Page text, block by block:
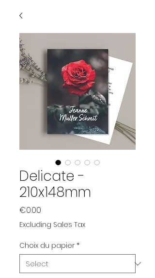
Delicate -
210x148mm
€0.00
Excluding Sales Tax
Choix du papier *